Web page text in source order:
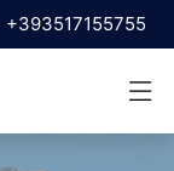
+393517155755